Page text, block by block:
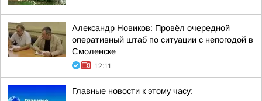
Александр Новиков: Провёл очередной
оперативный штаб по ситуации с непогодой в
Смоленске
12:11
Главные новости к этому часу: